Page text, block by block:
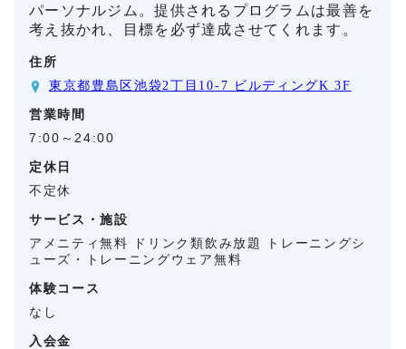
パーソナルジム。提供されるプログラムは最善を
考え抜かれ、目標を必ず達成させてくれます。
住所
東京都豊島区池袋2丁目10-7 ビルディングK 3F
営業時間
7:00～24:00
定休日
不定休
サービス・施設
アメニティ無料 ドリンク類飲み放題 トレーニングシ
ューズ・トレーニングウェア無料
体験コース
なし
入会金